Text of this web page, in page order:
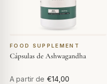
FOOD SUPPLEMENT
Cápsulas de Ashwagandha
A partir de €14,00